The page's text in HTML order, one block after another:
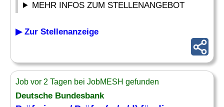
MEHR INFOS ZUM STELLENANGEBOT
▶ Zur Stellenanzeige
Job vor 2 Tagen bei JobMESH gefunden
Deutsche Bundesbank